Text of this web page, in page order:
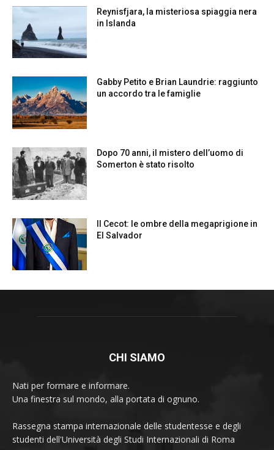
CHI SIAMO
Nati per formare e informare.
Una finestra sul mondo, alla portata di ognuno.
Rassegna stampa internazionale delle studentesse e degli
studenti dell'Università degli Studi Internazionali di Roma